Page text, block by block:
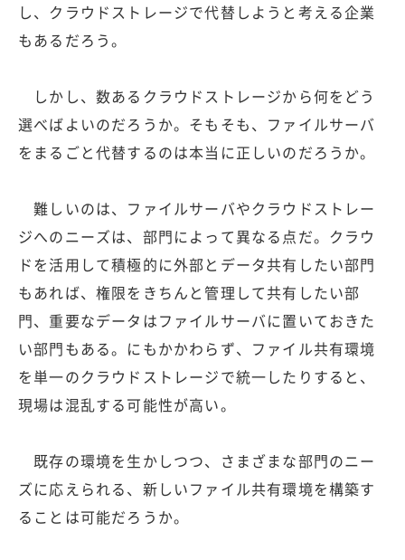
し、クラウドストレージで代替しようと考える企業
もあるだろう。
しかし、数あるクラウドストレージから何をどう
選べばよいのだろうか。そもそも、ファイルサーバ
をまるごと代替するのは本当に正しいのだろうか。
難しいのは、ファイルサーバやクラウドストレー
ジへのニーズは、部門によって異なる点だ。クラウ
ドを活用して積極的に外部とデータ共有したい部門
もあれば、権限をきちんと管理して共有したい部
門、重要なデータはファイルサーバに置いておきた
い部門もある。にもかかわらず、ファイル共有環境
を単一のクラウドストレージで統一したりすると、
現場は混乱する可能性が高い。
既存の環境を生かしつつ、さまざまな部門のニー
ズに応えられる、新しいファイル共有環境を構築す
ることは可能だろうか。